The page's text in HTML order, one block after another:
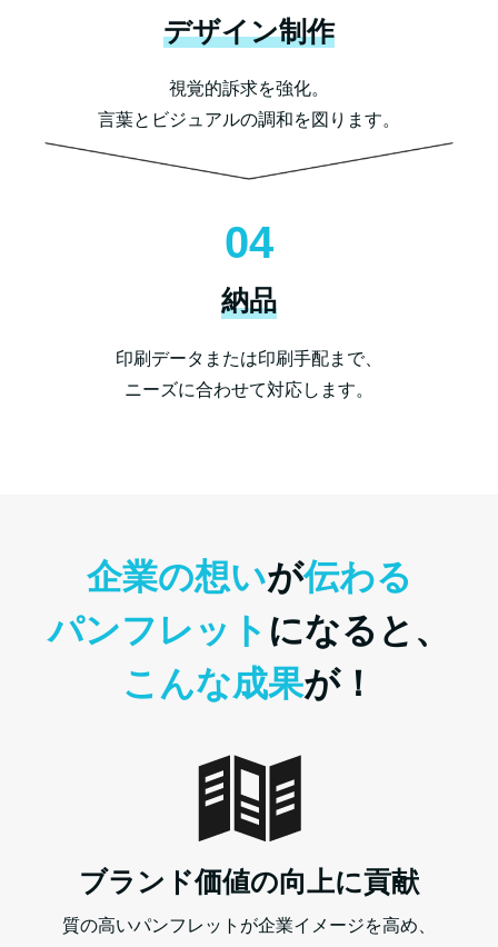
デザイン制作
視覚的訴求を強化。
言葉とビジュアルの調和を図ります。
04
納品
印刷データまたは印刷手配まで、
ニーズに合わせて対応します。
企業の想いが伝わる
パンフレット になると、
こんな成果が！
ブランド価値の向上に貢献
質の高いパンフレットが企業イメージを高め、